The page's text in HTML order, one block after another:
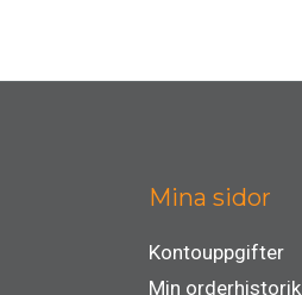
Mina sidor
Kontouppgifter
Min orderhistorik